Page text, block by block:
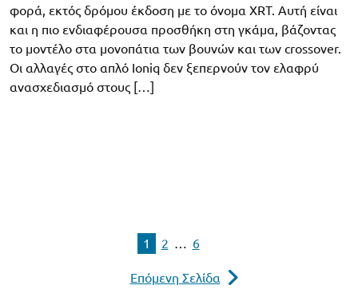
φορά, εκτός δρόμου έκδοση με το όνομα XRT. Αυτή είναι
και η πιο ενδιαφέρουσα προσθήκη στη γκάμα, βάζοντας
το μοντέλο στα μονοπάτια των βουνών και των crossover.
Οι αλλαγές στο απλό Ioniq δεν ξεπερνούν τον ελαφρύ
ανασχεδιασμό στους […]
1 2 … 6
Επόμενη Σελίδα